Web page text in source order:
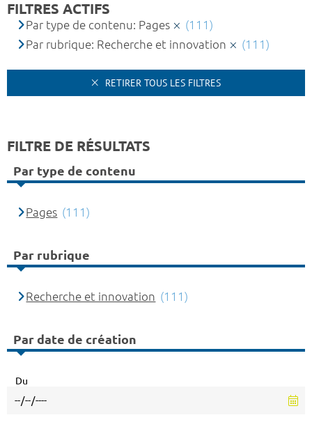
FILTRES ACTIFS
Par type de contenu: Pages
(111)
Par rubrique: Recherche et innovation
(111)
RETIRER TOUS LES FILTRES
FILTRE DE RÉSULTATS
Par type de contenu
Pages (111)
Par rubrique
Recherche et innovation (111)
Par date de création
Du